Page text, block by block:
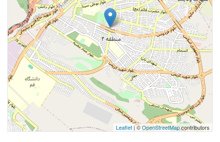
Leaflet | ©OpenStreetMapcontributors